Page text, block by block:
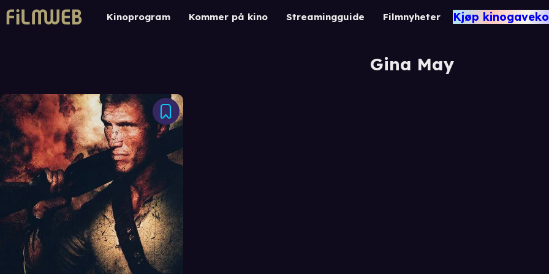
Kinoprogram Kommer på kino Streamingguide Filmnyheter Kjøp
Gina May